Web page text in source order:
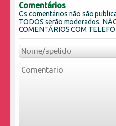
Comentários
Os comentários não são
TODOS serão moderados.
COMENTÁRIOS COM